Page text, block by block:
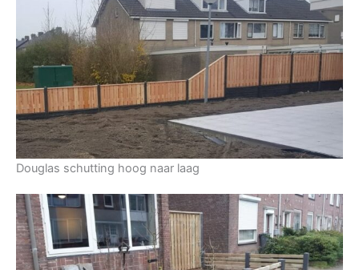
Douglas schutting hoog naar laag